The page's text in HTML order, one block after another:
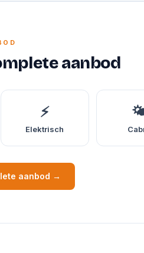
aanbod
⚡
Elektrisch
aanbod →